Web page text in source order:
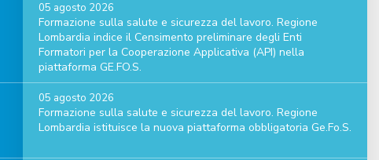
05 agosto 2026
Formazione sulla salute e sicurezza del lavoro. Regione
Lombardia indice il Censimento preliminare degli Enti
Formatori per la Cooperazione Applicativa (API) nella
piattaforma GE.FO.S.
05 agosto 2026
Formazione sulla salute e sicurezza del lavoro. Regione
Lombardia istituisce la nuova piattaforma obbligatoria Ge.Fo.S.